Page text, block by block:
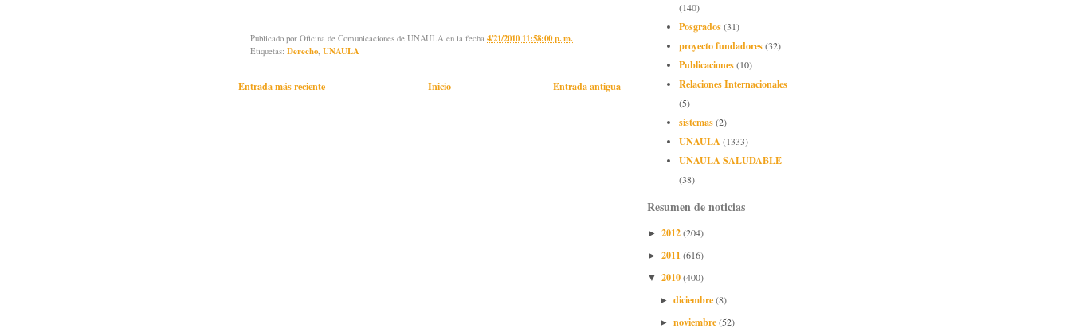
Publicado por Oficina de Comunicaciones de UNAULA en la fecha 4/21/2010 11:58:00 p. m.
Etiquetas: Derecho, UNAULA
Entrada más reciente Entrada antigua
Inicio
(140)
Posgrados(31)
proyecto fundadores(32)
Publicaciones(10)
Relaciones Internacionales
(5)
sistemas(2)
UNAULA(1333)
UNAULA SALUDABLE
(38)
Resumen de noticias
► 2012(204)
► 2011(616)
▼ 2010(400)
► diciembre(8)
► noviembre(52)